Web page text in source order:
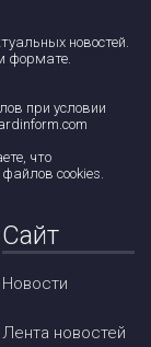
новостей.
формате.
при условии
что
cookies.
Сайт
Новости
Лента новостей